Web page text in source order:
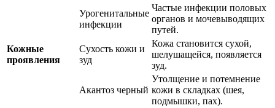
Урогенитальные
инфекции
Частые инфекции половых
органов и мочевыводящих
путей.
Кожные
проявления
Сухость кожи и
зуд
Кожа становится сухой,
шелушащейся, появляется
зуд.
Акантоз черный
Утолщение и потемнение
кожи в складках (шея,
подмышки, пах).